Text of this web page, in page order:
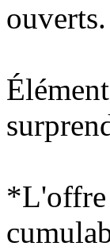
ouverts.
*L'offre